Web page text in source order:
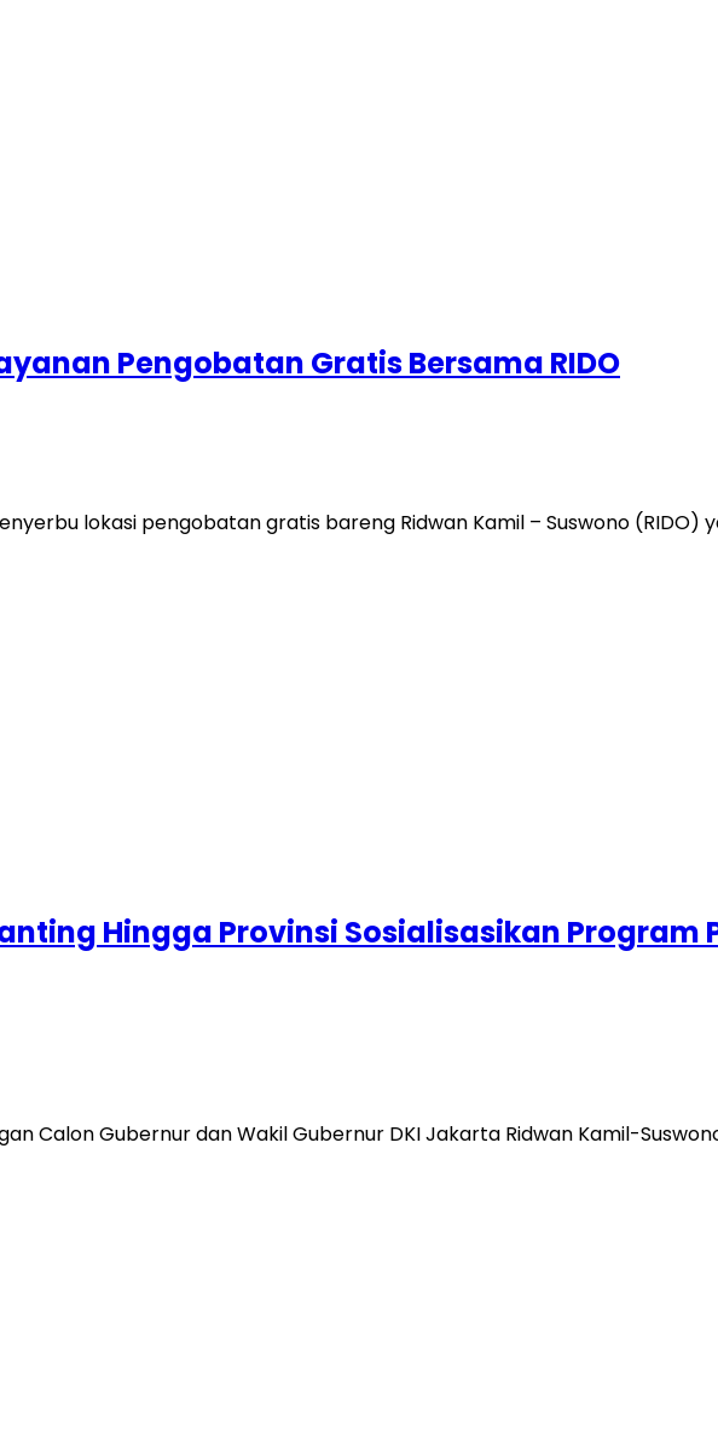
Pengobatan Gratis Bersama RIDO
lokasi pengobatan gratis bareng Ridwan Kamil – Suswono
Hingga Provinsi Sosialisasikan Program
Calon Gubernur dan Wakil Gubernur DKI Jakarta Ridwan Kamil-